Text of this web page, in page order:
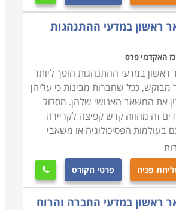
ראשון במדעי ההתנהגות
האקדמי פרס
ראשון במדעי ההתנהגות הופך ליותר
מבוקש, ככל שחברות מבינות כי עליהן
את המשאב האנושי שלהן. מסלול
זה מהווה קרש קפיצה לקריירה
בעולמות הפסיכולוגיה או משאבי
פניה פרטי הקורס 
ראשון במדעי החברה והרוח